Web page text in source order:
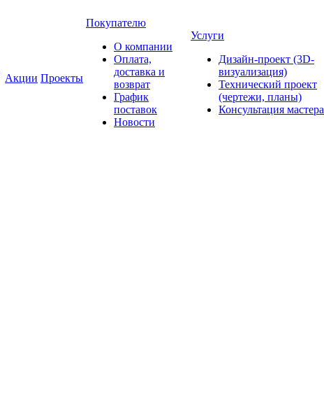
Акции Проекты
Покупателю
О компании
Оплата,
доставка и
возврат
График
поставок
Новости
Услуги
Дизайн-проект (3D-
визуализация)
Технический проект
(чертежи, планы)
Консультация мастера